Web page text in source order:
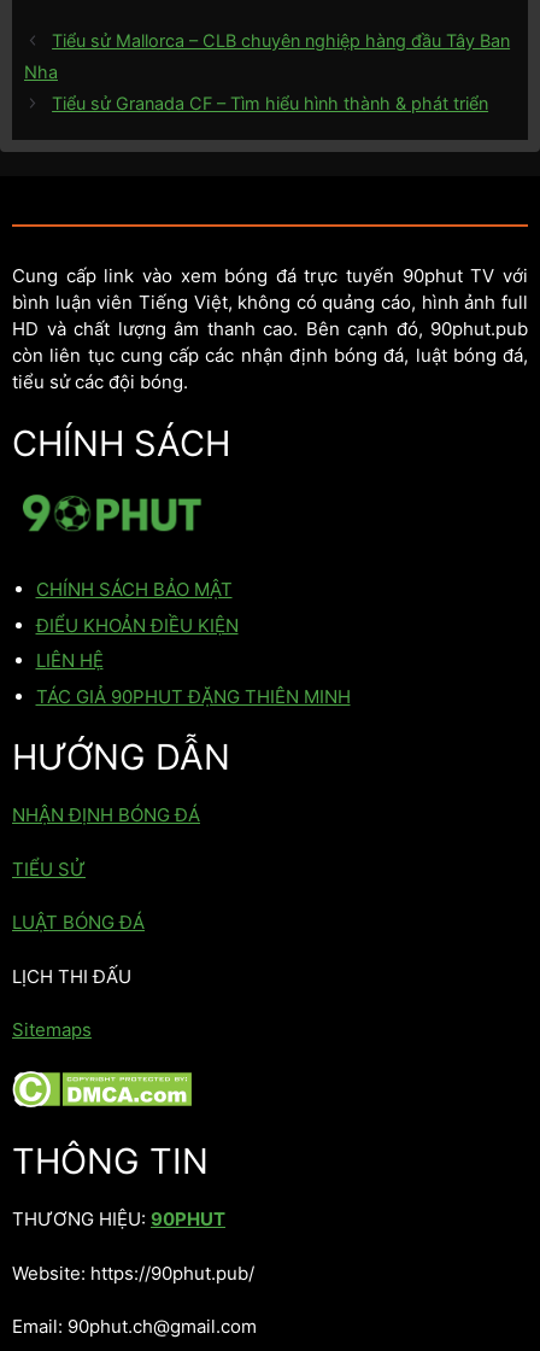
Tiểu sử Mallorca – CLB chuyên nghiệp hàng đầu Tây Ban
Nha
Tiểu sử Granada CF – Tìm hiểu hình thành & phát triển
Cung cấp link vào xem bóng đá trực tuyến 90phut TV với
bình luận viên Tiếng Việt, không có quảng cáo, hình ảnh full
HD và chất lượng âm thanh cao. Bên cạnh đó, 90phut.pub
còn liên tục cung cấp các nhận định bóng đá, luật bóng đá,
tiểu sử các đội bóng.
CHÍNH SÁCH
CHÍNH SÁCH BẢO MẬT
ĐIỂU KHOẢN ĐIỀU KIỆN
LIÊN HỆ
TÁC GIẢ 90PHUT ĐẶNG THIÊN MINH
HƯỚNG DẪN
NHẬN ĐỊNH BÓNG ĐÁ
TIỂU SỬ
LUẬT BÓNG ĐÁ
LỊCH THI ĐẤU
Sitemaps
THÔNG TIN
THƯƠNG HIỆU: 90PHUT
Website: https://90phut.pub/
Email: 90phut.ch@gmail.com